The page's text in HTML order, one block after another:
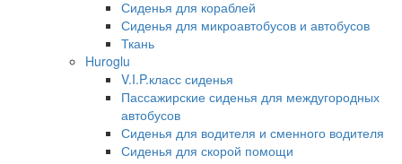
Сиденья для кораблей
Сиденья для микроавтобусов и автобусов
Ткань
Huroglu
V.I.P.класс сиденья
Пассажирские сиденья для междугородных
автобусов
Сиденья для водителя и сменного водителя
Сиденья для скорой помощи